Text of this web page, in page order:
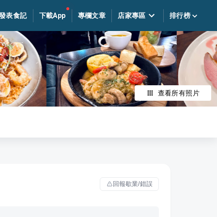
表食記 下載App 專欄文章 店家專區 排行榜
查看所有照片
回報歇業/錯誤